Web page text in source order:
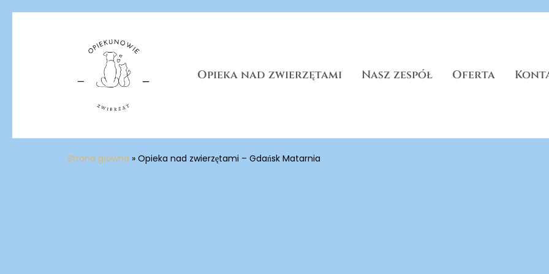
Opieka nad zwierzętami Nasz zespół Oferta
Strona główna » Opieka nad zwierzętami – Gdańsk Matarnia